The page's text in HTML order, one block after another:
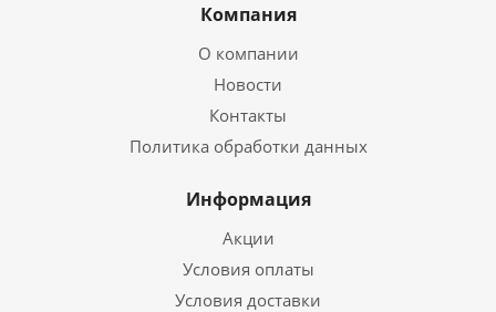
Компания
О компании
Новости
Контакты
Политика обработки данных
Информация
Акции
Условия оплаты
Условия доставки